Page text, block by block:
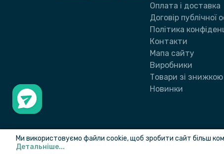
Оплата і доставка
Договір публічної
Політика
Контакти
Мапа сайту
Виробники
Товари зі знижкою
Новинки
Ми використовуємо файли cookie, щоб зробити сайт більш
Детальніше...